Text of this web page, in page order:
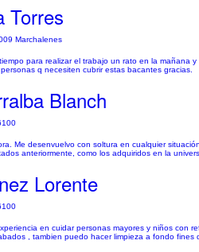
Torres
Marchalenes
para realizar el trabajo un rato en la
q necesiten cubrir estas bacantes gracias.
Blanch
Me desenvuelvo con soltura en cualquier
anteriormente, como los adquiridos en la
Lorente
en cuidar personas mayores y niños
, tambien puedo hacer limpieza a fondo fines